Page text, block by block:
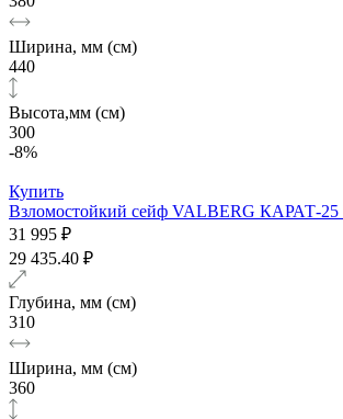
Ширина, мм (см)
440
Высота,мм (см)
300
-8%
Купить
Взломостойкий сейф VALBERG КАРАТ-25
31 995 ₽
29 435.40 ₽
Глубина, мм (см)
310
Ширина, мм (см)
360